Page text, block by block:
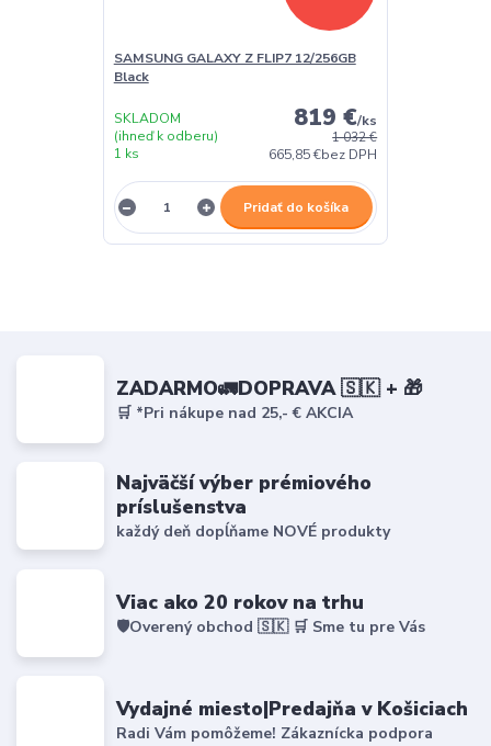
SAMSUNG GALAXY Z FLIP7 12/256GB
Black
1 032 €
819 €/ks
665,85 €bez DPH
SKLADOM
(ihneď k odberu)
1 ks
Pridať do košíka
ZADARMO🚛DOPRAVA 🇸🇰 + 🎁
🛒 *Pri nákupe nad 25,- € AKCIA
Najväčší výber prémiového
príslušenstva
každý deň dopĺňame NOVÉ produkty
Viac ako 20 rokov na trhu
🛡️Overený obchod 🇸🇰 🛒 Sme tu pre Vás
Vydajné miesto|Predajňa v Košiciach
Radi Vám pomôžeme! Zákaznícka podpora